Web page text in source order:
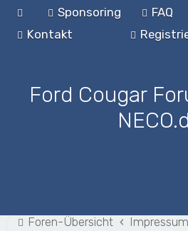
Sponsoring
FAQ
Kontakt
Ford Cougar
Foren-Übersicht Impressum